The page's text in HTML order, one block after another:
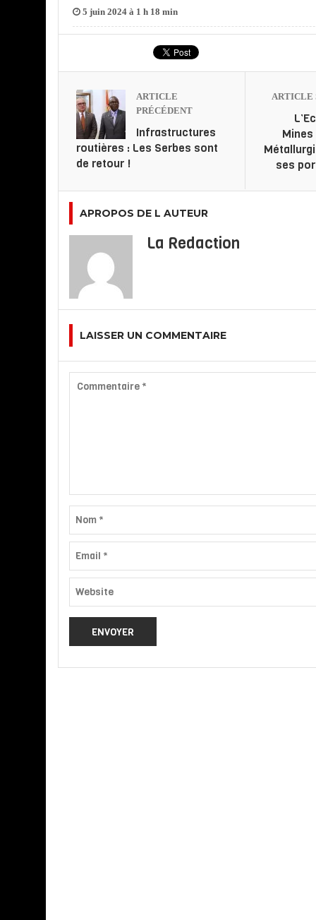
5 juin 2024 à 1 h 18 min
ARTICLE
PRÉCÉDENT
Infrastructures
routières : Les Serbes sont
de retour !
ARTICLE
ses
APROPOS DE L AUTEUR
La Redaction
LAISSER UN COMMENTAIRE